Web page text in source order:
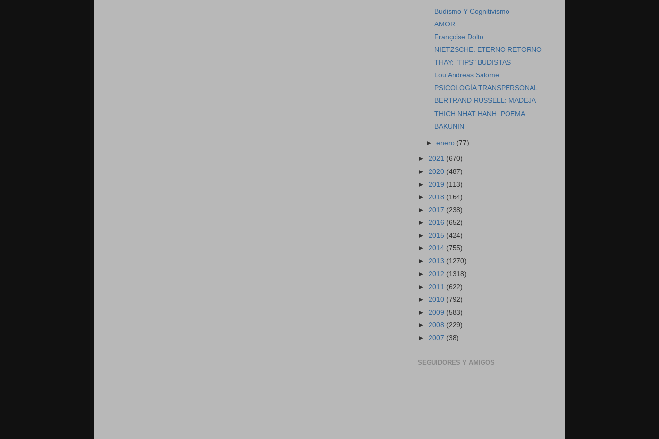
Budismo Y Cognitivismo
AMOR
Françoise Dolto
NIETZSCHE: ETERNO RETORNO
THAY: "TIPS" BUDISTAS
Lou Andreas Salomé
PSICOLOGÍA TRANSPERSONAL
BERTRAND RUSSELL: MADEJA
THICH NHAT HANH: POEMA
BAKUNIN
►enero (77)
► 2021 (670)
► 2020 (487)
► 2019 (113)
► 2018 (164)
► 2017 (238)
► 2016 (652)
► 2015 (424)
► 2014 (755)
► 2013 (1270)
► 2012 (1318)
► 2011 (622)
► 2010 (792)
► 2009 (583)
► 2008 (229)
► 2007 (38)
SEGUIDORES Y AMIGOS